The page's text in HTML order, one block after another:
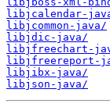
libjcalendar-
libjcommon-java/
libjdic-java/
libjfreechart-
libjfreereport-
libjibx-java/
libjson-java/